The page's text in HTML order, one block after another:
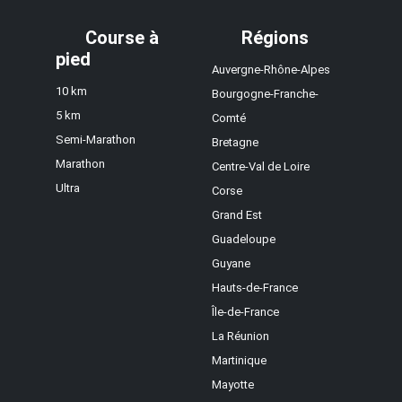
Course à
pied
10 km
5 km
Semi-Marathon
Marathon
Ultra
Régions
Auvergne-Rhône-Alpes
Bourgogne-Franche-
Comté
Bretagne
Centre-Val de Loire
Corse
Grand Est
Guadeloupe
Guyane
Hauts-de-France
Île-de-France
La Réunion
Martinique
Mayotte